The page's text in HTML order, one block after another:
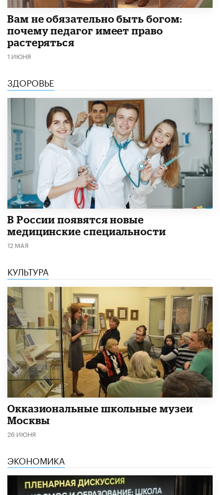
​Вам не обязательно быть богом:
почему педагог имеет право
растеряться
1 ИЮНЯ
ЗДОРОВЬЕ
В России появятся новые
медицинские специальности
12 МАЯ
КУЛЬТУРА
​Окказиональные школьные музеи
Москвы
26 ИЮНЯ
ЭКОНОМИКА